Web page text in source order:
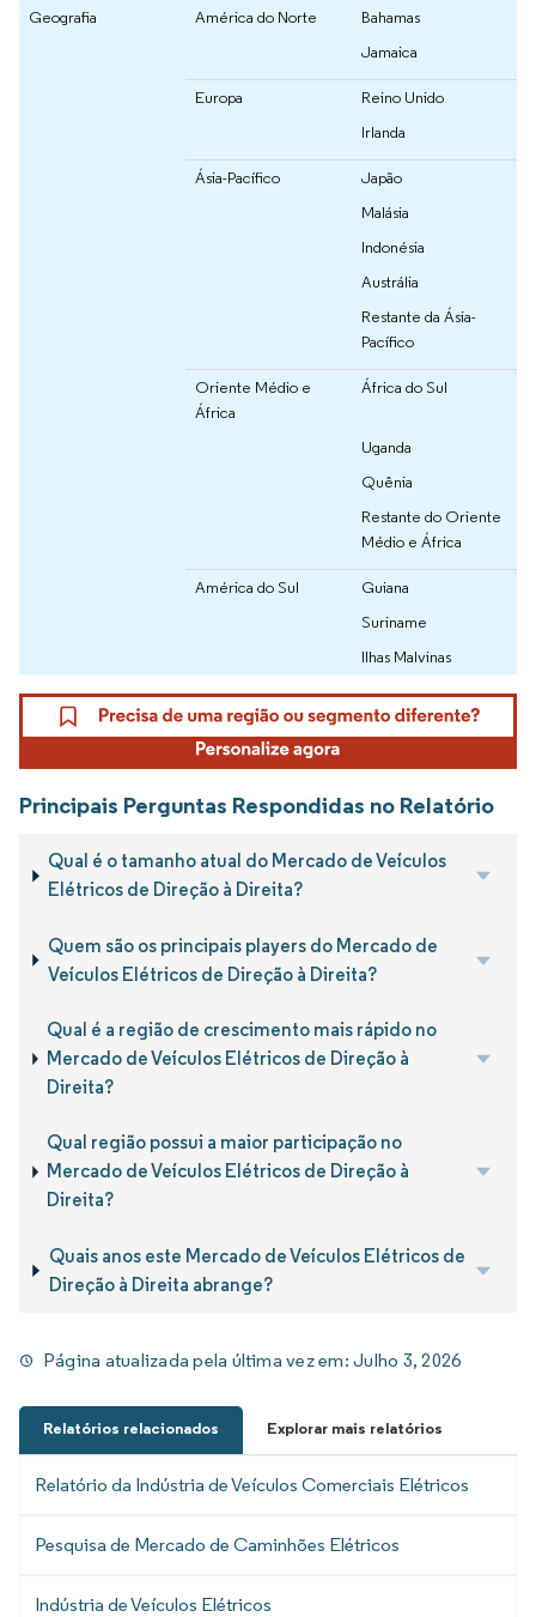
Geografia América do Norte
Bahamas
Jamaica
Europa
Reino Unido
Irlanda
Ásia-Pacífico
Japão
Malásia
Indonésia
Austrália
Restante da Ásia-
Pacífico
Oriente Médio e
África
África do Sul
Uganda
Quênia
Restante do Oriente
Médio e África
América do Sul
Guiana
Suriname
Ilhas Malvinas
Principais Perguntas Respondidas no Relatório
Qual é o tamanho atual do Mercado de Veículos
Elétricos de Direção à Direita?
Quem são os principais players do Mercado de
Veículos Elétricos de Direção à Direita?
Qual é a região de crescimento mais rápido no
Mercado de Veículos Elétricos de Direção à
Direita?
Qual região possui a maior participação no
Mercado de Veículos Elétricos de Direção à
Direita?
Quais anos este Mercado de Veículos Elétricos de
Direção à Direita abrange?
Página atualizada pela última vez em:Julho 3, 2026
Relatórios relacionados Explorar mais relatórios
Relatório da Indústria de Veículos Comerciais Elétricos
Pesquisa de Mercado de Caminhões Elétricos
Indústria de Veículos Elétricos